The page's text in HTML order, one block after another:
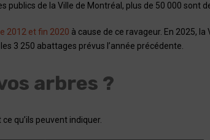
publics de la Ville de Montréal, plus de 50 000 sont
2012 et fin 2020 à cause de ce ravageur. En 2025, la
3 250 abattages prévus l’année précédente.
arbres ?
qu’ils peuvent indiquer.